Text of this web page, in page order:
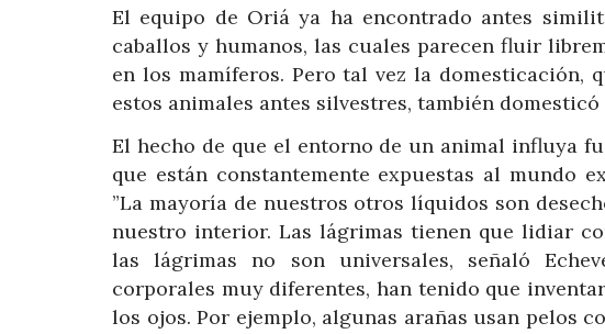
El equipo de Oriá ya ha encontrado antes
caballos y humanos, las cuales parecen fluir
en los mamíferos. Pero tal vez la domesticación,
estos animales antes silvestres, también
El hecho de que el entorno de un animal influya
que están constantemente expuestas al mundo
”La mayoría de nuestros otros líquidos son
nuestro interior. Las lágrimas tienen que lidiar
las lágrimas no son universales, señaló
corporales muy diferentes, han tenido que
los ojos. Por ejemplo, algunas arañas usan pelos